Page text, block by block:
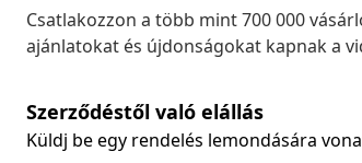
Csatlakozzon a több mint 700 000
ajánlatokat és újdonságokat kapnak a
Szerződéstől való elállás
Küldj be egy rendelés lemondására